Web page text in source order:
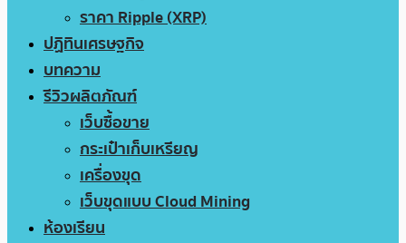
ราคา Ripple (XRP)
ปฏิทินเศรษฐกิจ
บทความ
รีวิวผลิตภัณฑ์
เว็บซื้อขาย
กระเป๋าเก็บเหรียญ
เครื่องขุด
เว็บขุดแบบ Cloud Mining
ห้องเรียน